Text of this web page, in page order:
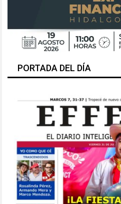
PORTADA DEL DÍA